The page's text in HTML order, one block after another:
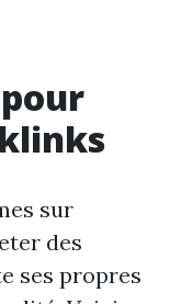
sur
des
ses propres